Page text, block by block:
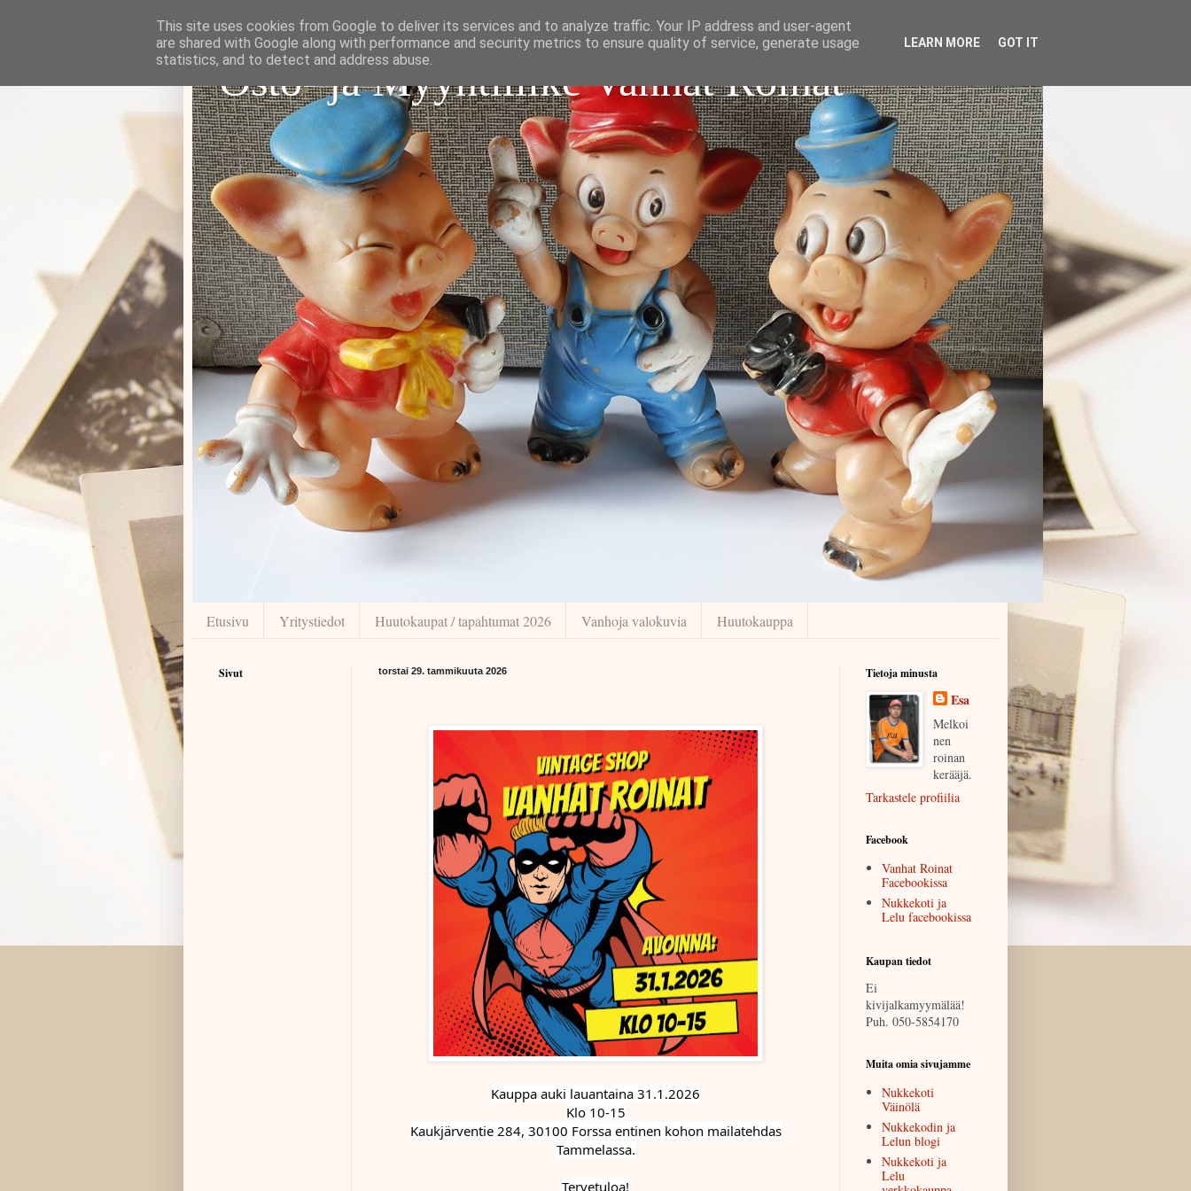
Osto- ja Myyntiliike Vanhat Roinat
Etusivu Yritystiedot Huutokaupat / tapahtumat 2026 Vanhoja valokuvia Huutokauppa
torstai 29. tammikuuta 2026
Kauppa auki lauantaina 31.1.2026
Klo 10-15
Kaukjärventie 284, 30100 Forssa entinen kohon mailatehdas
Tammelassa.
Tervetuloa!
Sivut Tietoja minusta
Esa
Melkoi
nen
roinan
kerääjä.
Tarkastele profiilia
Facebook
Vanhat Roinat
Facebookissa
Nukkekoti ja
Lelu facebookissa
Kaupan tiedot
Ei
kivijalkamyymälää!
Puh. 050-5854170
Muita omia sivujamme
Nukkekoti
Väinölä
Nukkekodin ja
Lelun blogi
Nukkekoti ja
Lelu
This site uses cookies from Google to deliver its services and to analyze traffic. Your IP address and user-agent
are shared with Google along with performance and security metrics to ensure quality of service, generate usage
statistics, and to detect and address abuse.
LEARN MORE GOT IT